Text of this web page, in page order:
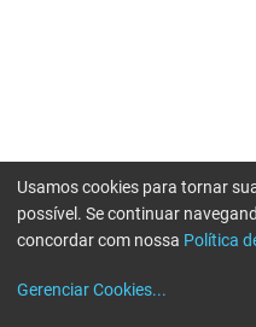
Usamos cookies para tornar
possível. Se continuar
concordar com nossa Política
Gerenciar Cookies...
Erro ao enviar informações,